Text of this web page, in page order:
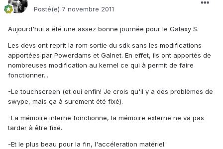
Posté(e) 7 novembre 2011
Aujourd'hui a été une assez bonne journée pour le Galaxy S.
Les devs ont reprit la rom sortie du sdk sans les modifications
apportées par Powerdams et Galnet. En effet, ils ont apportés de
nombreuses modification au kernel ce qui à permit de faire
fonctionner...
-Le touchscreen (et oui enfin! Je crois qu'il y a des problèmes de
swype, mais ça à surement été fixé).
-La mémoire interne fonctionne, la mémoire externe ne va pas
tarder à être fixé.
-Et le plus beau pour la fin, l'accéleration matériel.